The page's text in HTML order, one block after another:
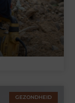
GEZONDHEID